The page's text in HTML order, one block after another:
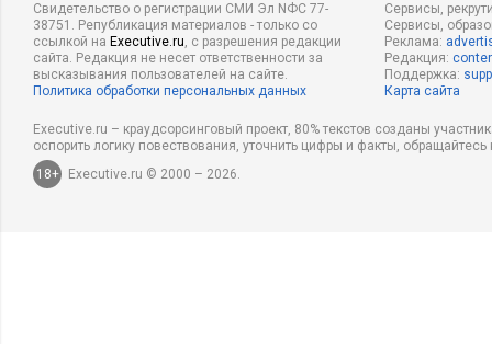
Свидетельство о регистрации СМИ Эл NФС 77-
38751. Републикация материалов - только со
ссылкой на Executive.ru, с разрешения редакции
сайта. Редакция не несет ответственности за
высказывания пользователей на сайте.
Политика обработки персональных данных
Сервисы,
Сервисы,
Реклама:
Редакция:
Поддержка:
Карта сайта
Executive.ru – краудсорсинговый проект, 80% текстов созданы
оспорить логику повествования, уточнить цифры и факты,
18+
Executive.ru © 2000 – 2026.